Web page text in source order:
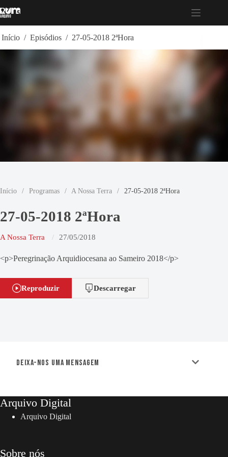
para
Início / Episódios / 27-05-2018 2ªHora
Início / Programas / A Nossa Terra / 27-05-2018 2ªHora
27-05-2018 2ªHora
A Nossa Terra 27/05/2018
<p>Peregrinação Arquidiocesana ao Sameiro 2018</p>
Reproduzir Descarregar
Deixa-nos uma mensagem
Arquivo Digital
Arquivo Digital
Sobre nós